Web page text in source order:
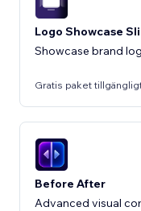
Logo Showcase
Showcase brand
Gratis paket
Before After
Advanced visual